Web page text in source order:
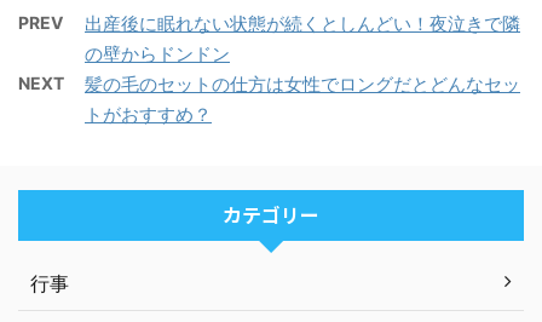
PREV
出産後に眠れない状態が続くとしんどい！夜泣きで隣
の壁からドンドン
NEXT
髪の毛のセットの仕方は女性でロングだとどんなセッ
トがおすすめ？
カテゴリー
行事